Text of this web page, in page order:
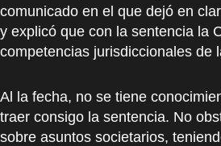
comunicado en el que dejó en
y explicó que con la sentencia la
competencias jurisdiccionales de
Al la fecha, no se tiene
traer consigo la sentencia. No
sobre asuntos societarios,